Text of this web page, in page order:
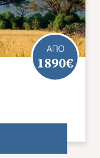
ΑΦΡΙΚΗ
ΑΠΟ
1890€